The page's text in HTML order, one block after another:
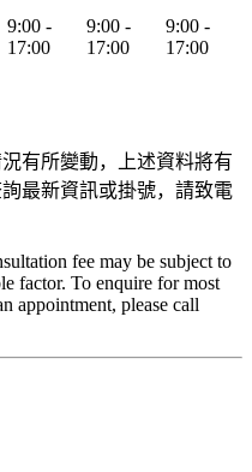
9:00 -
17:00
9:00 -
17:00
9:00 -
17:00
有所變動，上述資料將有
最新資訊或掛號，請致電
fee may be subject to
factor. To enquire for most
appointment, please call